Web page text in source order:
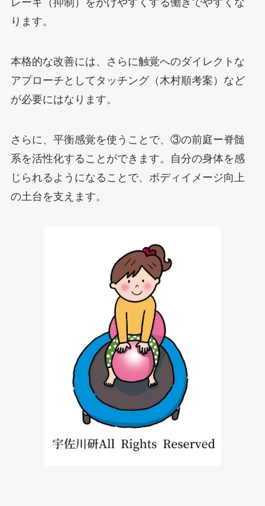
ります。
本格的な改善には、さらに触覚へのダイレクトな
アプローチとしてタッチング（木村順考案）など
が必要にはなります。
さらに、平衡感覚を使うことで、③の前庭ー脊髄
系を活性化することができます。自分の身体を感
じられるようになることで、ボディイメージ向上
の土台を支えます。